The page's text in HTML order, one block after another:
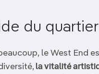
du
le West End
la vitalité